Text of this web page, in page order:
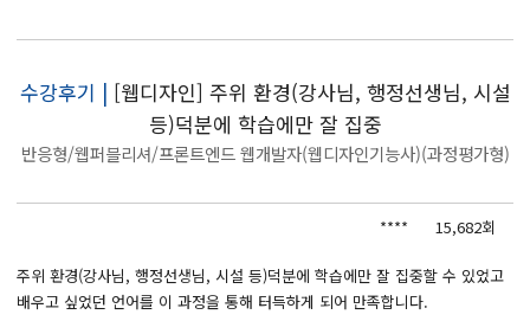
수강후기 | [웹디자인] 주위 환경(강사님, 행정선생님, 시설
등)덕분에 학습에만 잘 집중
반응형/웹퍼블리셔/프론트엔드 웹개발자(웹디자인기능사)(과정평가형)
**** 15,682회
주위 환경(강사님, 행정선생님, 시설 등)덕분에 학습에만 잘 집중할 수 있었고
배우고 싶었던 언어를 이 과정을 통해 터득하게 되어 만족합니다.
오시는길
BIM 건축설계 및 실내건축설계(캐드(CAD),맥스(MAX),레빗(REVIT))실무자 양성과정
React, Veu 프레임워크 기반 프론트엔드 개발 양성 지원